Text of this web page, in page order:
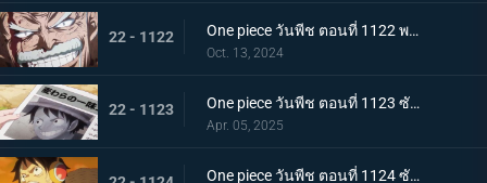
22 - 1122 One piece วันพีช ตอนที่ 1122 พากย์ไทย บทเรียนสุดท้าย! ผลกระทบที่สืบทอดมา
Oct. 13, 2024
22 - 1123 One piece วันพีช ตอนที่ 1123 ซับไทย โลกสะเทือน! กลุ่มหมวกฟางจับตัวประกัน
Apr. 05, 2025
One piece วันพีช ตอนที่ 1124 ซับไทย ถูกล้อมอย่างสมบูรณ์! ปฏิบัติการหลบหนี Egghead